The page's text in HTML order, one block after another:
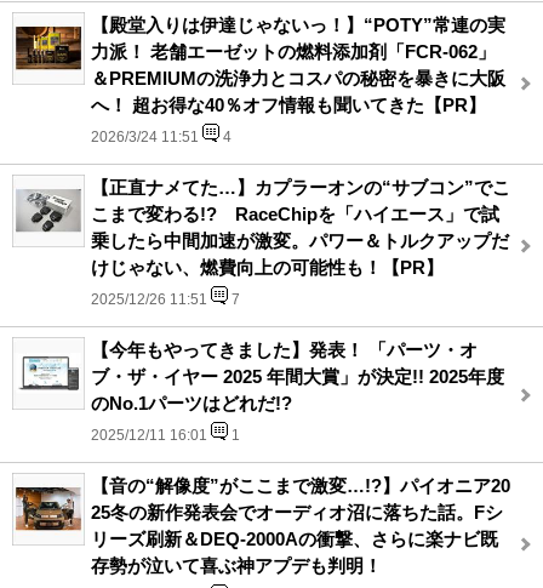
【殿堂入りは伊達じゃないっ！】“POTY”常連の実
力派！ 老舗エーゼットの燃料添加剤「FCR-062」
＆PREMIUMの洗浄力とコスパの秘密を暴きに大阪
へ！ 超お得な40％オフ情報も聞いてきた【PR】
2026/3/24 11:51 4
【正直ナメてた…】カプラーオンの“サブコン”でこ
こまで変わる!? RaceChipを「ハイエース」で試
乗したら中間加速が激変。パワー＆トルクアップだ
けじゃない、燃費向上の可能性も！【PR】
2025/12/26 11:51 7
【今年もやってきました】発表！ 「パーツ・オ
ブ・ザ・イヤー 2025 年間大賞」が決定!! 2025年度
のNo.1パーツはどれだ!?
2025/12/11 16:01 1
【音の“解像度”がここまで激変…!?】パイオニア20
25冬の新作発表会でオーディオ沼に落ちた話。Fシ
リーズ刷新＆DEQ-2000Aの衝撃、さらに楽ナビ既
存勢が泣いて喜ぶ神アプデも判明！